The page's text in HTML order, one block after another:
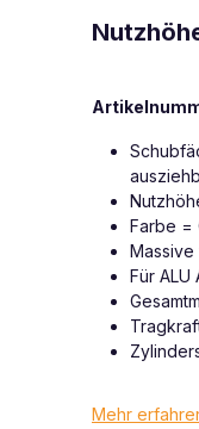
Farbe =
Für ALU
Mehr